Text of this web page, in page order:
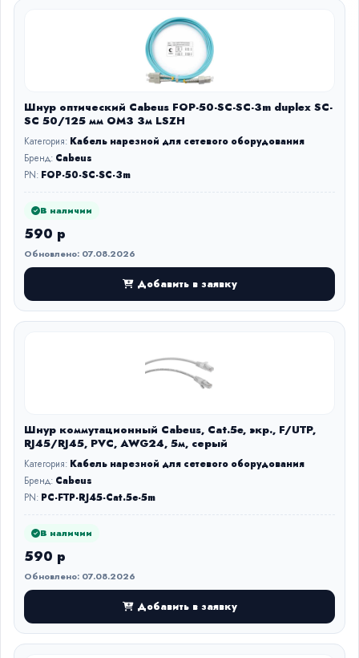
Шнур оптический Cabeus FOP-50-SC-SC-3m duplex SC-
SC 50/125 мм OM3 3м LSZH
Категория: Кабель нарезной для сетевого оборудования
Бренд: Cabeus
PN: FOP-50-SC-SC-3m
В наличии
590 р
Обновлено: 07.08.2026
Добавить в заявку
Шнур коммутационный Cabeus, Cat.5e, экр., F/UTP,
RJ45/RJ45, PVC, AWG24, 5м, серый
Категория: Кабель нарезной для сетевого оборудования
Бренд: Cabeus
PN: PC-FTP-RJ45-Cat.5e-5m
В наличии
590 р
Обновлено: 07.08.2026
Добавить в заявку